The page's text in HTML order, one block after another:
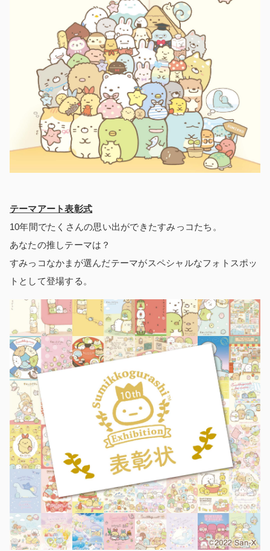
テーマアート表彰式
10年間でたくさんの思い出ができたすみっコたち。
あなたの推しテーマは？
すみっコなかまが選んだテーマがスペシャルなフォトスポッ
トとして登場する。